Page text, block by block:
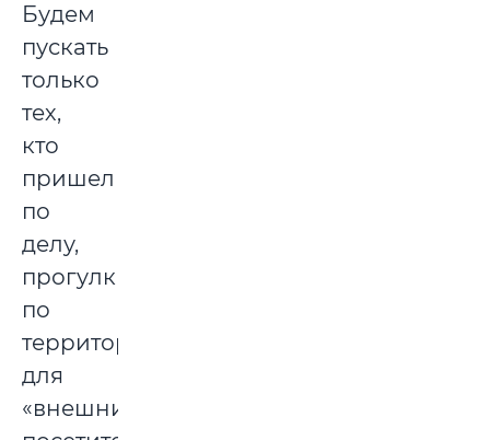
Будем
пускать
только
тех,
кто
пришел
по
делу,
прогулки
по
территории
для
«внешних»